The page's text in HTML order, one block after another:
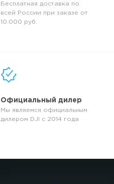
Бесплатная доставка по
всей России при заказе от
10.000 руб.
Официальный дилер
Мы являемся официальным
дилером DJI с 2014 года